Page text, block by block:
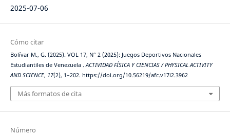
2025-07-06
Cómo citar
Bolívar M., G. (2025). VOL 17, N° 2 (2025): Juegos Deportivos Nacionales
Estudiantiles de Venezuela .ACTIVIDAD FÍSICA Y CIENCIAS / PHYSICAL ACTIVITY
AND SCIENCE, 17(2), 1–202. https://doi.org/10.56219/afc.v17i2.3962
Más formatos de cita
Número